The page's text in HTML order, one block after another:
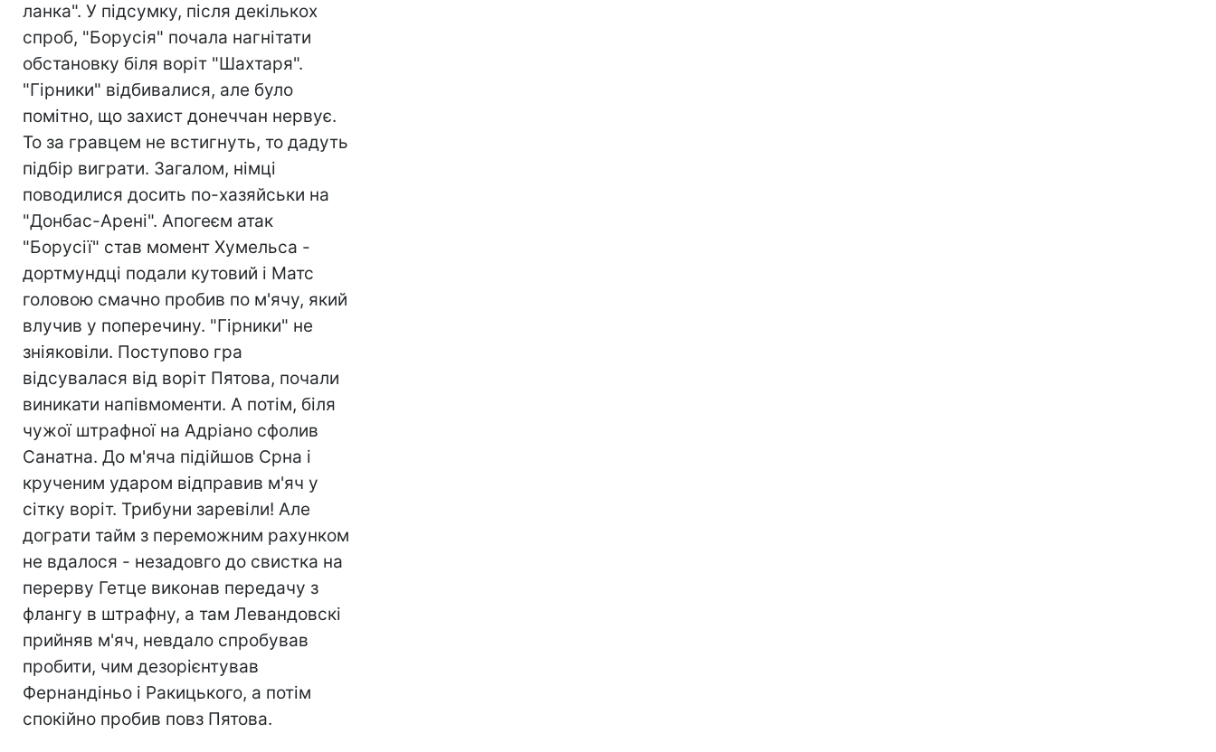
ланка". У підсумку, після декількох
спроб, "Борусія" почала нагнітати
обстановку біля воріт "Шахтаря".
"Гірники" відбивалися, але було
помітно, що захист донеччан нервує.
То за гравцем не встигнуть, то дадуть
підбір виграти. Загалом, німці
поводилися досить по-хазяйськи на
"Донбас-Арені". Апогеєм атак
"Борусії" став момент Хумельса -
дортмундці подали кутовий і Матс
головою смачно пробив по м'ячу, який
влучив у поперечину. "Гірники" не
зніяковіли. Поступово гра
відсувалася від воріт Пятова, почали
виникати напівмоменти. А потім, біля
чужої штрафної на Адріано сфолив
Санатна. До м'яча підійшов Срна і
крученим ударом відправив м'яч у
сітку воріт. Трибуни заревіли! Але
дограти тайм з переможним рахунком
не вдалося - незадовго до свистка на
перерву Гетце виконав передачу з
флангу в штрафну, а там Левандовскі
прийняв м'яч, невдало спробував
пробити, чим дезорієнтував
Фернандіньо і Ракицького, а потім
спокійно пробив повз Пятова.